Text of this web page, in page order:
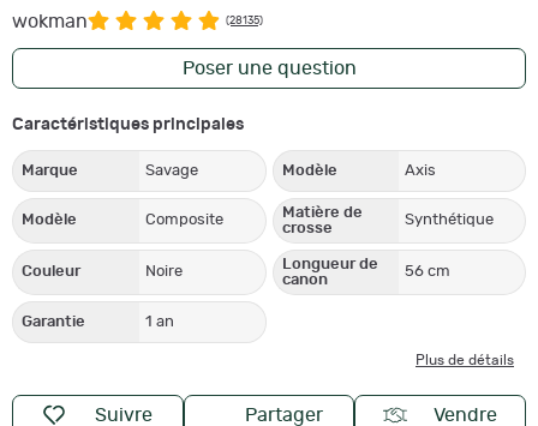
wokman (28135)
Poser une question
Caractéristiques principales
Marque Savage Modèle Axis
Modèle Composite
Matière de
crosse
Synthétique
Couleur Noire
Longueur de
canon
56 cm
Garantie 1 an
Plus de détails
Suivre Partager Vendre